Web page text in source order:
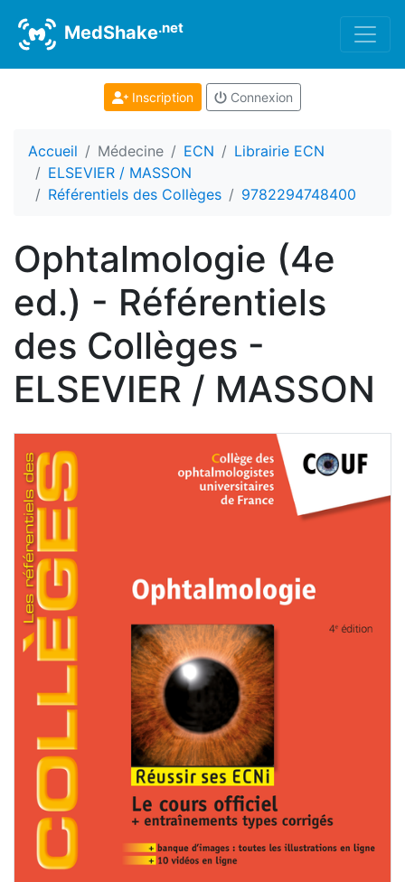
MedShake.net
Inscription Connexion
Accueil Médecine ECN
Librairie ECN
ELSEVIER / MASSON
Référentiels des Collèges
9782294748400
Ophtalmologie (4e
ed.) - Référentiels
des Collèges -
ELSEVIER / MASSON